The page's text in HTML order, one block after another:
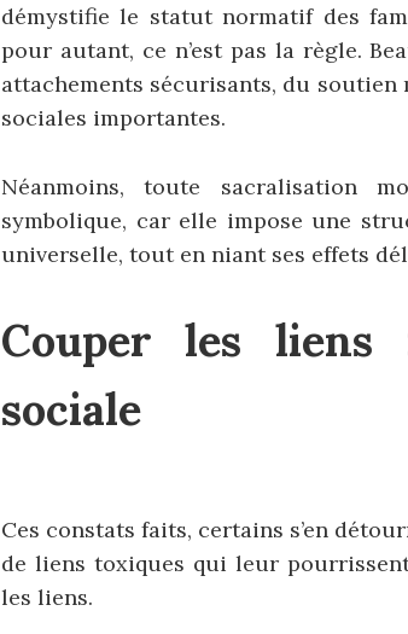
démystifie le statut normatif des
pour autant, ce n’est pas la règle.
attachements sécurisants, du
sociales importantes.
Néanmoins, toute sacralisation
symbolique, car elle impose une
universelle, tout en niant ses effets
Couper les liens
sociale
Ces constats faits, certains s’en
de liens toxiques qui leur
les liens.